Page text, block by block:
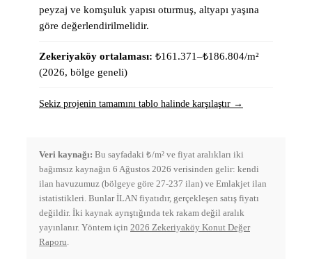
peyzaj ve komşuluk yapısı oturmuş, altyapı yaşına
göre değerlendirilmelidir.
Zekeriyaköy ortalaması: ₺161.371–₺186.804/m²
(2026, bölge geneli)
Sekiz projenin tamamını tablo halinde karşılaştır →
Veri kaynağı: Bu sayfadaki ₺/m² ve fiyat aralıkları iki
bağımsız kaynağın 6 Ağustos 2026 verisinden gelir: kendi
ilan havuzumuz (bölgeye göre 27-237 ilan) ve Emlakjet ilan
istatistikleri. Bunlar İLAN fiyatıdır, gerçekleşen satış fiyatı
değildir. İki kaynak ayrıştığında tek rakam değil aralık
yayınlanır. Yöntem için 2026 Zekeriyaköy Konut Değer
Raporu